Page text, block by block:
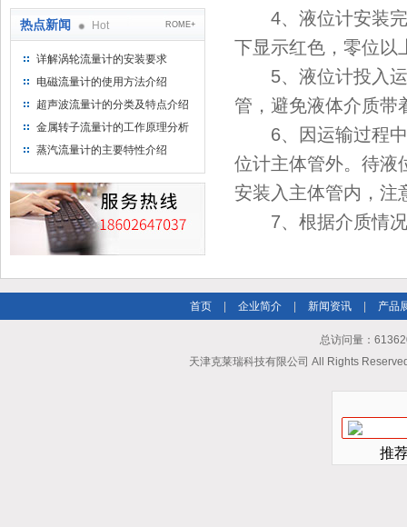
热点新闻 Hot ROME+
详解涡轮流量计的安装要求
电磁流量计的使用方法介绍
超声波流量计的分类及特点介绍
金属转子流量计的工作原理分析
蒸汽流量计的主要特性介绍
4、液位计安装完
下显示红色，零位以
5、液位计投入运
管，避免液体介质带
6、因运输过程中
位计主体管外。待液
安装入主体管内，注
7、根据介质情况
首页 企业简介 新闻资讯 产品
总访问量：
天津克莱瑞科技有限公司 All Rights
推